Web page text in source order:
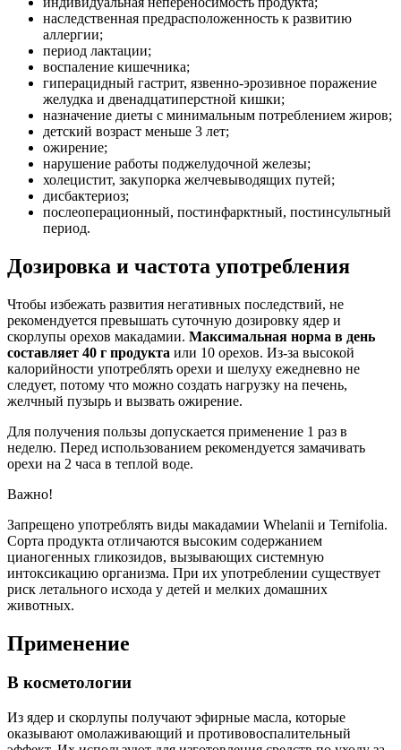
наследственная предрасположенность к развитию
аллергии;
период лактации;
воспаление кишечника;
гиперацидный гастрит, язвенно-эрозивное поражение
желудка и двенадцатиперстной кишки;
назначение диеты с минимальным потреблением жиров;
детский возраст меньше 3 лет;
ожирение;
нарушение работы поджелудочной железы;
холецистит, закупорка желчевыводящих путей;
дисбактериоз;
послеоперационный, постинфарктный, постинсультный
период.
Дозировка и частота употребления
Чтобы избежать развития негативных последствий, не
рекомендуется превышать суточную дозировку ядер и
скорлупы орехов макадамии. Максимальная норма в день
составляет 40 г продукта или 10 орехов. Из-за высокой
калорийности употреблять орехи и шелуху ежедневно не
следует, потому что можно создать нагрузку на печень,
желчный пузырь и вызвать ожирение.
Для получения пользы допускается применение 1 раз в
неделю. Перед использованием рекомендуется замачивать
орехи на 2 часа в теплой воде.
Важно!
Запрещено употреблять виды макадамии Whelanii и Ternifolia.
Сорта продукта отличаются высоким содержанием
цианогенных гликозидов, вызывающих системную
интоксикацию организма. При их употреблении существует
риск летального исхода у детей и мелких домашних
животных.
Применение
В косметологии
Из ядер и скорлупы получают эфирные масла, которые
оказывают омолаживающий и противовоспалительный